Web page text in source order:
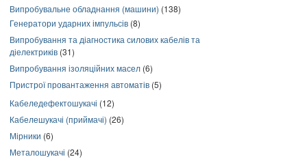
Випробувальне обладнання (машини) (138)
Генератори ударних імпульсів (8)
Випробування та діагностика силових кабелів та
діелектриків (31)
Випробування ізоляційних масел (6)
Пристрої провантаження автоматів (5)
Кабеледефектошукачі (12)
Кабелешукачі (приймачі) (26)
Мірники (6)
Металошукачі (24)